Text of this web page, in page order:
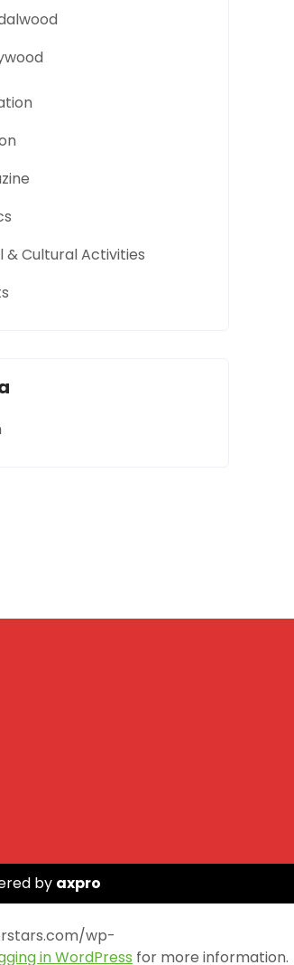
& Cultural Activities
by axpro
wp-
in WordPress for more information.